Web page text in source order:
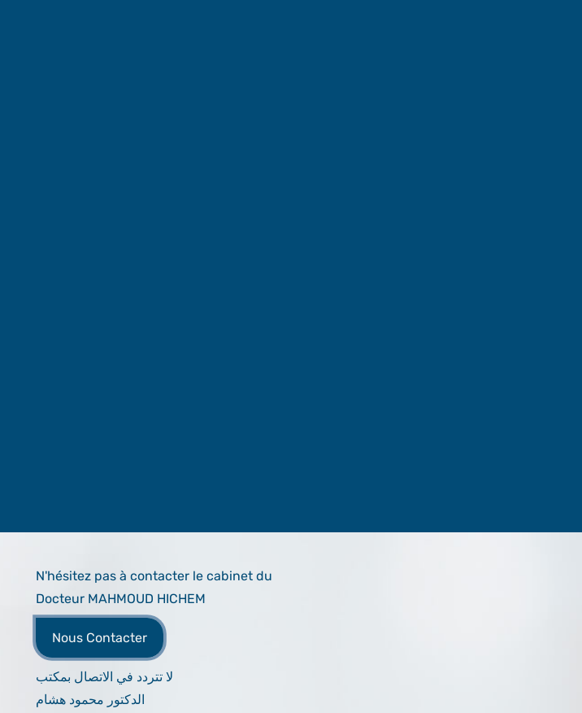
N'hésitez pas à contacter le cabinet du
Docteur MAHMOUD HICHEM
Nous Contacter
لا تتردد في الاتصال بمكتب
الدكتور محمود هشام